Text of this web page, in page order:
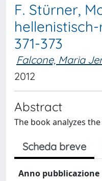
F. Stürner,
371-373
Falcone, Maria
2012
Abstract
The book analyzes
Scheda breve
Anno pubblicazione